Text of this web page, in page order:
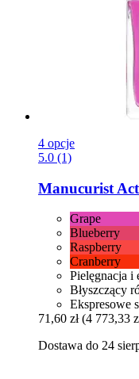
4 opcje
5.0 (1)
Manucurist
Grape
Blueberry
Raspberry
Cranberry
Pielęgnacja i
Błyszczący
Ekspresowe
71,60 zł (4 773,33
Dostawa do 24